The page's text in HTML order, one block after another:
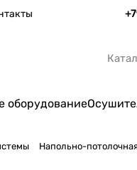
оборудование
Напольно-